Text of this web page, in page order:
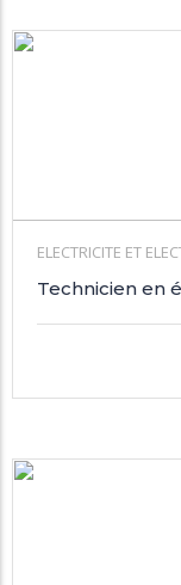
ELECTRICITE ET
Technicien en